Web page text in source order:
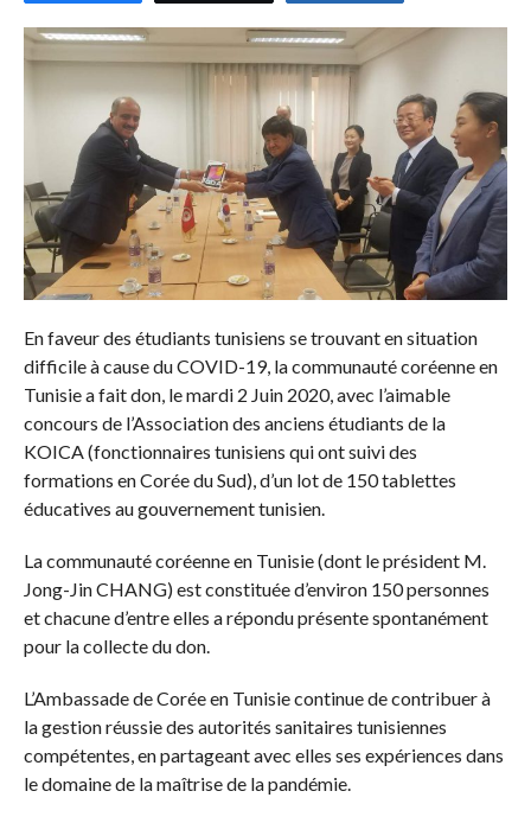
En faveur des étudiants tunisiens se trouvant en situation
difficile à cause du COVID-19, la communauté coréenne en
Tunisie a fait don, le mardi 2 Juin 2020, avec l’aimable
concours de l’Association des anciens étudiants de la
KOICA (fonctionnaires tunisiens qui ont suivi des
formations en Corée du Sud), d’un lot de 150 tablettes
éducatives au gouvernement tunisien.
La communauté coréenne en Tunisie (dont le président M.
Jong-Jin CHANG) est constituée d’environ 150 personnes
et chacune d’entre elles a répondu présente spontanément
pour la collecte du don.
L’Ambassade de Corée en Tunisie continue de contribuer à
la gestion réussie des autorités sanitaires tunisiennes
compétentes, en partageant avec elles ses expériences dans
le domaine de la maîtrise de la pandémie.